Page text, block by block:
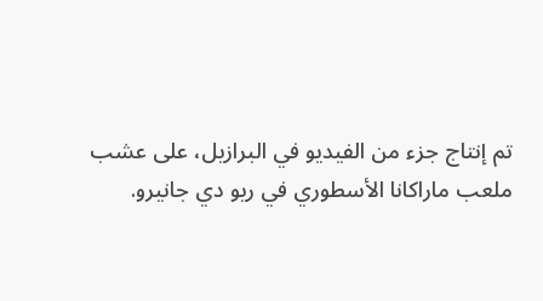
تم إنتاج جزء من الفيديو في البرازيل، على عشب
ملعب ماراكانا الأسطوري في ريو دي جانيرو.